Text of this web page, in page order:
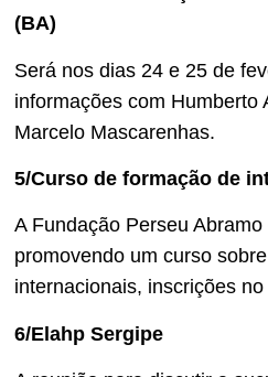
(BA)
Será nos dias 24 e 25 de
informações com Humberto
Marcelo Mascarenhas.
5/Curso de formação de
A Fundação Perseu Abramo
promovendo um curso
internacionais, inscrições
6/Elahp Sergipe